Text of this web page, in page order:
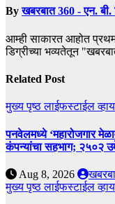
Byखबरबात 360 - एन. बी.
आम्ही साकारत आहोत
डिग्रीच्या भव्यतेतून
Related Post
मुख्य पृष्ठलाईफस्टाईल
पनवेलमध्ये ‘महारोजगार
कंपन्यांचा सहभाग; २५०२
Aug 8, 2026
मुख्य पृष्ठलाईफस्टाईल